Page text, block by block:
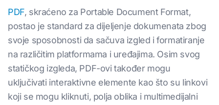
PDF, skraćeno za Portable Document Format,
postao je standard za dijeljenje dokumenata zbog
svoje sposobnosti da sačuva izgled i formatiranje
na različitim platformama i uređajima. Osim svog
statičkog izgleda, PDF-ovi također mogu
uključivati interaktivne elemente kao što su linkovi
koji se mogu kliknuti, polja oblika i multimedijalni